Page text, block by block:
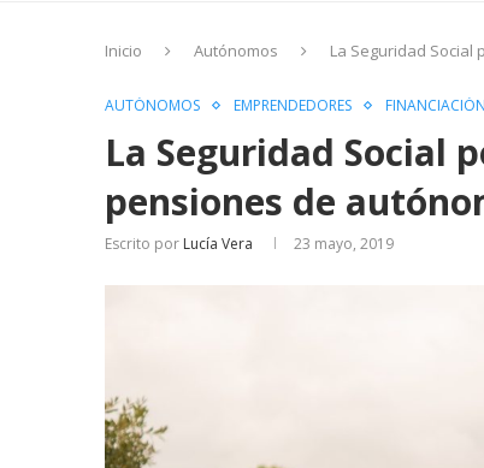
Inicio Autónomos La Seguridad Social
AUTÓNOMOS EMPRENDEDORES FINANCIACIÓN
La Seguridad Social
pensiones de
Escrito por Lucía Vera 23 mayo, 2019